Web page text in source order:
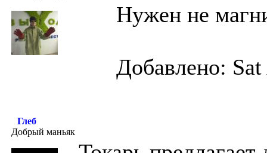
Нужен не
Добавлено:
Глеб
Добрый маньяк